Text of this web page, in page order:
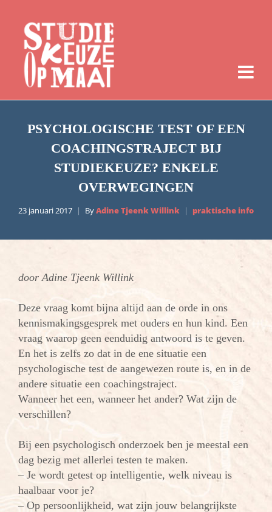
PSYCHOLOGISCHE TEST OF EEN
COACHINGSTRAJECT BIJ
STUDIEKEUZE? ENKELE
OVERWEGINGEN
23 januari 2017 ByAdine Tjeenk Willink praktische info
door Adine Tjeenk Willink
Deze vraag komt bijna altijd aan de orde in ons
kennismakingsgesprek met ouders en hun kind. Een
vraag waarop geen eenduidig antwoord is te geven.
En het is zelfs zo dat in de ene situatie een
psychologische test de aangewezen route is, en in de
andere situatie een coachingstraject.
Wanneer het een, wanneer het ander? Wat zijn de
verschillen?
Bij een psychologisch onderzoek ben je meestal een
dag bezig met allerlei testen te maken.
– Je wordt getest op intelligentie, welk niveau is
haalbaar voor je?
– Op persoonlijkheid, wat zijn jouw belangrijkste